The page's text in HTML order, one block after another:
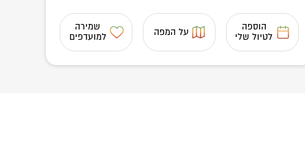
הוספה
לטיול שלי
על המפה
שמירה
למועדפים